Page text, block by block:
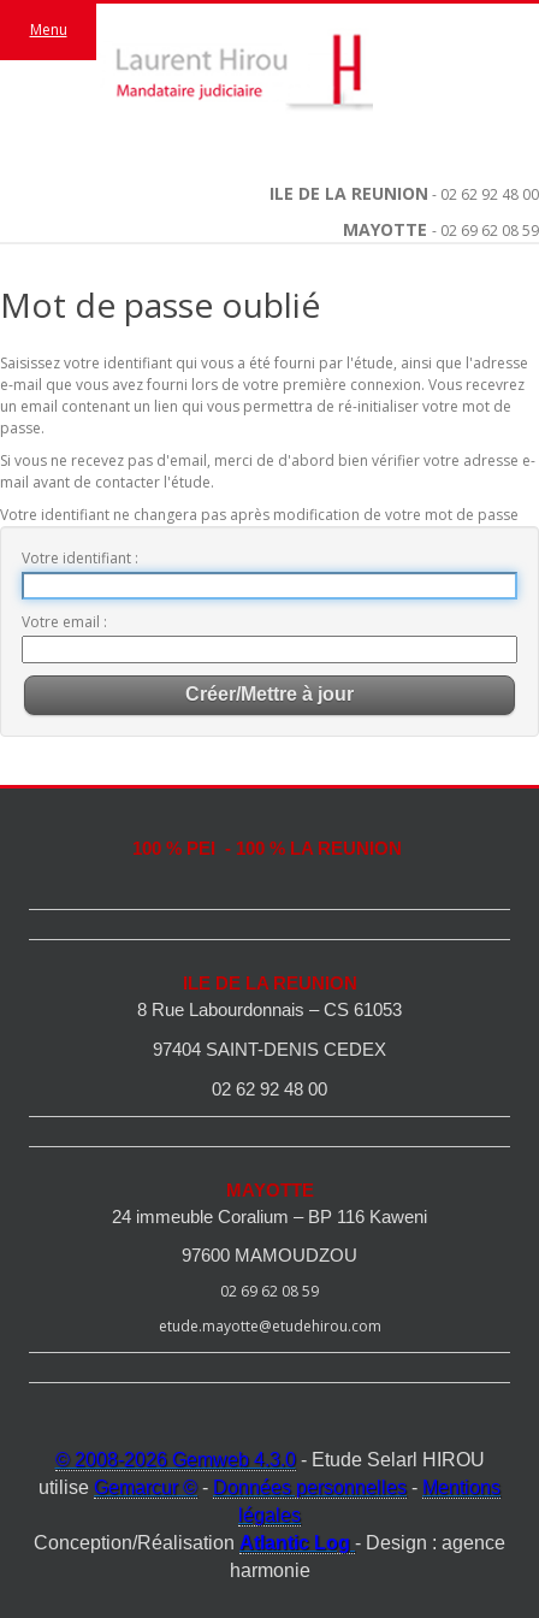
ILE DE LA REUNION - 02 62 92 48 00
MAYOTTE - 02 69 62 08 59
Menu
Mot de passe oublié
Saisissez votre identifiant qui vous a été fourni par l'étude, ainsi que l'adresse
e-mail que vous avez fourni lors de votre première connexion. Vous recevrez
un email contenant un lien qui vous permettra de ré-initialiser votre mot de
passe.
Si vous ne recevez pas d'email, merci de d'abord bien vérifier votre adresse e-
mail avant de contacter l'étude.
Votre identifiant ne changera pas après modification de votre mot de passe
Votre identifiant
Votre email
100 % PEI - 100 % LA REUNION
ILE DE LA REUNION
8 Rue Labourdonnais – CS 61053
97404 SAINT-DENIS CEDEX
02 62 92 48 00
MAYOTTE
24 immeuble Coralium – BP 116 Kaweni
97600 MAMOUDZOU
02 69 62 08 59
etude.mayotte@etudehirou.com
© 2008-2026 Gemweb 4.3.0- Etude Selarl HIROU
utilise Gemarcur © - Données personnelles - Mentions
légales
Conception/Réalisation Atlantic Log - Design : agence
harmonie